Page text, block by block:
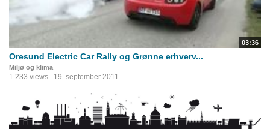
03:36
Oresund Electric Car Rally og Grønne erhverv...
Miljø og klima
1.233 views 19. september 2011